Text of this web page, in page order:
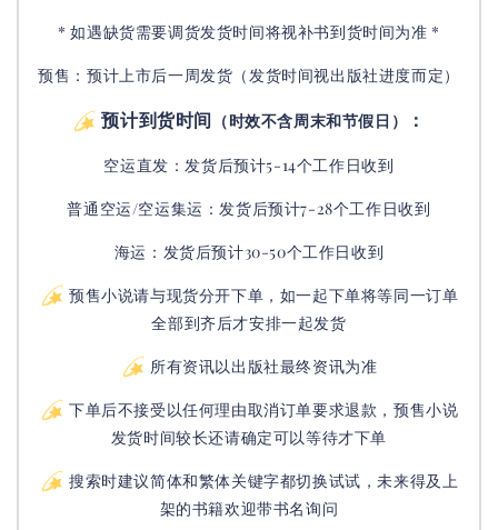
* 如遇缺货需要调货发货时间将视补书到货时间为准 *
预售：预计上市后一周发货（发货时间视出版社进度而定）
预计到货时间 （时效不含周末和节假日） ：
空运直发： 发货后预计5-14个工作日收到
普通空运/空运集运： 发货后预计7-28个工作日收到
海运：发货后预计30-50个工作日收到
预售小说请与现货分开下单，如一起下单将等同一订单
全部到齐后才安排一起发货
所有资讯以出版社最终资讯为准
下单后不接受以任何理由取消订单要求退款，预售小说
发货时间较长还请确定可以等待才下单
搜索时建议简体和繁体关键字都切换试试，未来得及上
架的书籍欢迎带书名询问